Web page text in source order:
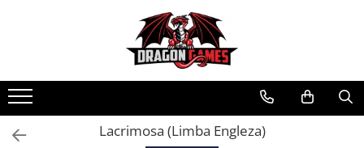
Lacrimosa (Limba Engleza)